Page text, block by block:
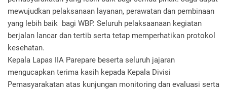
mewujudkan pelaksanaan layanan, perawatan dan pembinaan
yang lebih baik bagi WBP. Seluruh pelaksaanaan kegiatan
berjalan lancar dan tertib serta tetap memperhatikan protokol
kesehatan.
Kepala Lapas IIA Parepare beserta seluruh jajaran
mengucapkan terima kasih kepada Kepala Divisi
Pemasyarakatan atas kunjungan monitoring dan evaluasi serta